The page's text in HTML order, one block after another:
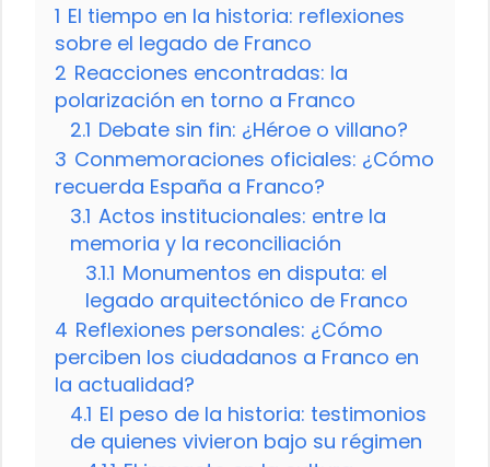
1 El tiempo en la historia: reflexiones
sobre el legado de Franco
2 Reacciones encontradas: la
polarización en torno a Franco
2.1 Debate sin fin: ¿Héroe o villano?
3 Conmemoraciones oficiales: ¿Cómo
recuerda España a Franco?
3.1 Actos institucionales: entre la
memoria y la reconciliación
3.1.1 Monumentos en disputa: el
legado arquitectónico de Franco
4 Reflexiones personales: ¿Cómo
perciben los ciudadanos a Franco en
la actualidad?
4.1 El peso de la historia: testimonios
de quienes vivieron bajo su régimen